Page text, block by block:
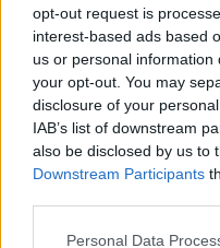
opt-out request is
interest-based ads based
us or personal
your opt-out. You may
disclosure of your
IAB’s list of downstream
also be disclosed by us to
Downstream Participants
Please note that this
Personal Data